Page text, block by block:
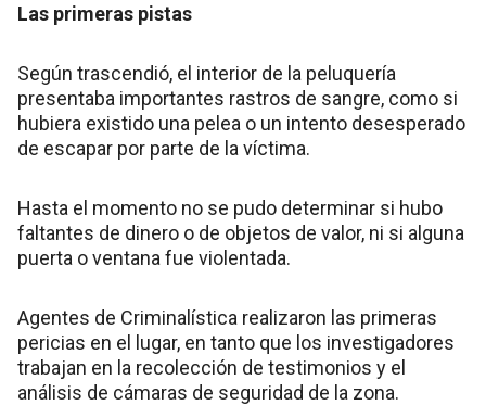
Las primeras pistas
Según trascendió, el interior de la peluquería
presentaba importantes rastros de sangre, como si
hubiera existido una pelea o un intento desesperado
de escapar por parte de la víctima.
Hasta el momento no se pudo determinar si hubo
faltantes de dinero o de objetos de valor, ni si alguna
puerta o ventana fue violentada.
Agentes de Criminalística realizaron las primeras
pericias en el lugar, en tanto que los investigadores
trabajan en la recolección de testimonios y el
análisis de cámaras de seguridad de la zona.